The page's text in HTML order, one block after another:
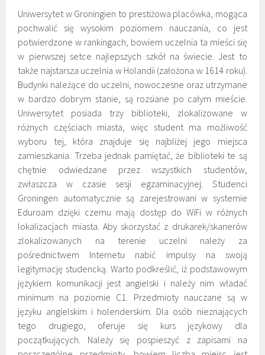
Uniwersytet w Groningien to prestiżowa placówka, mogąca
pochwalić się wysokim poziomem nauczania, co jest
potwierdzone w rankingach, bowiem uczelnia ta mieści się
w pierwszej setce najlepszych szkół na świecie. Jest to
także najstarsza uczelnia w Holandii (założona w 1614 roku).
Budynki należące do uczelni, nowoczesne oraz utrzymane
w bardzo dobrym stanie, są rozsiane po całym mieście.
Uniwersytet posiada trzy biblioteki, zlokalizowane w
różnych częściach miasta, więc student ma możliwość
wyboru tej, która znajduje się najbliżej jego miejsca
zamieszkania. Trzeba jednak pamiętać, że biblioteki te są
chętnie odwiedzane przez wszystkich studentów,
zwłaszcza w czasie sesji egzaminacyjnej. Studenci
Groningen automatycznie są zarejestrowani w systemie
Eduroam dzięki czemu mają dostęp do WiFi w różnych
lokalizacjach miasta. Aby skorzystać z drukarek/skanerów
zlokalizowanych na terenie uczelni należy za
pośrednictwem Internetu nabić impulsy na swoją
legitymację studencką. Warto podkreślić, iż podstawowym
językiem komunikacji jest angielski i należy nim władać
minimum na poziomie C1. Przedmioty nauczane są w
języku angielskim i holenderskim. Dla osób nieznających
tego drugiego, oferuje się kurs językowy dla
początkujących. Należy się pospieszyć z zapisami na